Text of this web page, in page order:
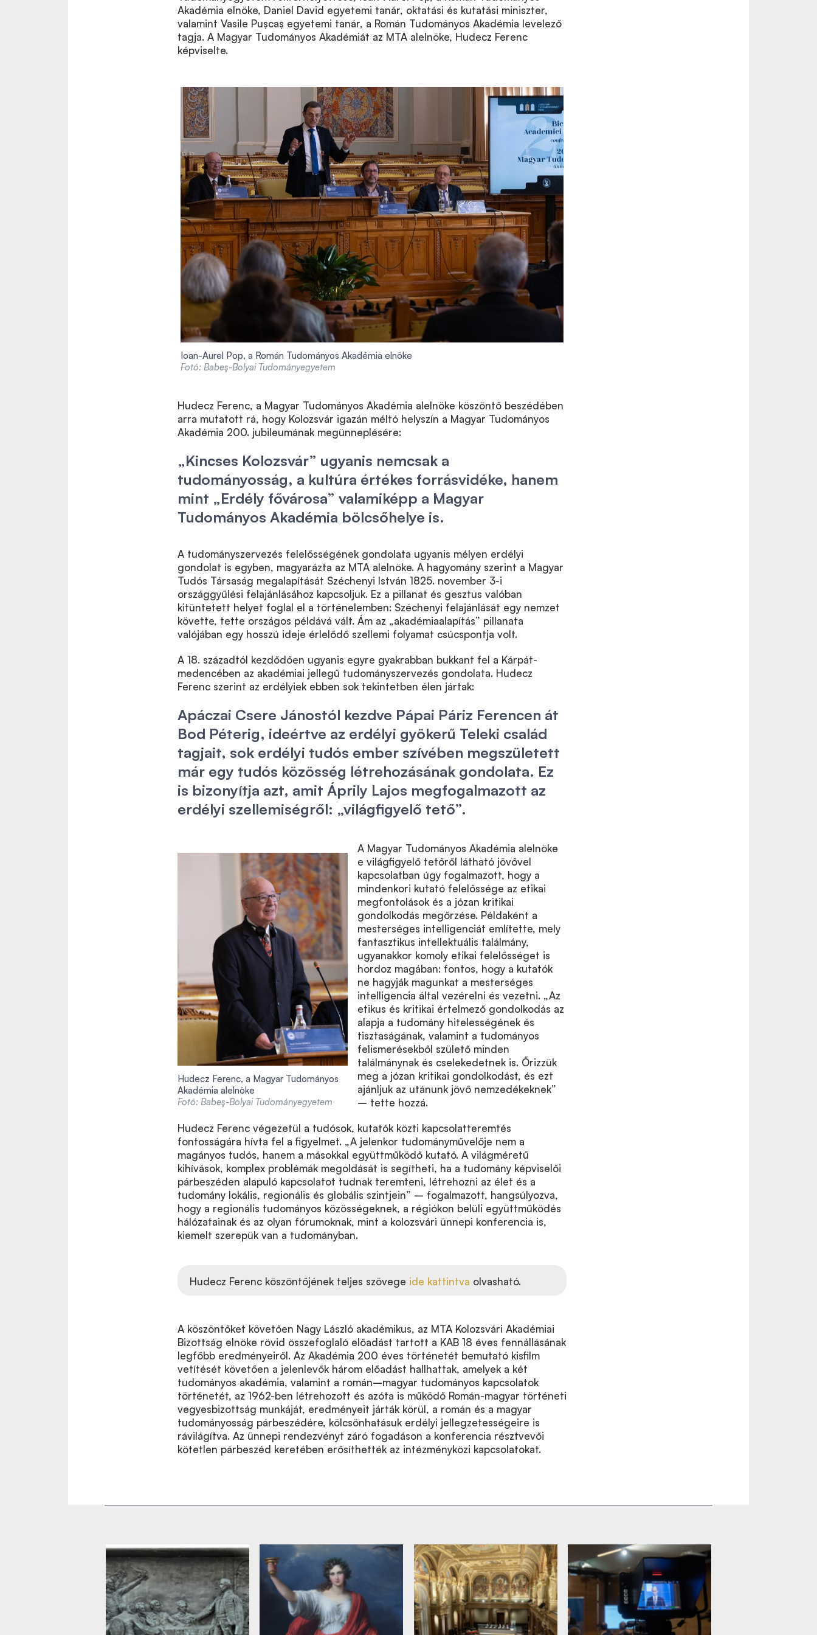
Akadémia elnöke, Daniel David egyetemi tanár, oktatási és kutatási miniszter,
valamint Vasile Pușcaș egyetemi tanár, a Román Tudományos Akadémia levelező
tagja. A Magyar Tudományos Akadémiát az MTA alelnöke, Hudecz Ferenc
képviselte.
Ioan-Aurel Pop, a Román Tudományos Akadémia elnöke
Fotó: Babeş-Bolyai Tudományegyetem
Hudecz Ferenc, a Magyar Tudományos Akadémia alelnöke köszöntő beszédében
arra mutatott rá, hogy Kolozsvár igazán méltó helyszín a Magyar Tudományos
Akadémia 200. jubileumának megünneplésére:
„Kincses Kolozsvár” ugyanis nemcsak a
tudományosság, a kultúra értékes forrásvidéke, hanem
mint „Erdély fővárosa” valamiképp a Magyar
Tudományos Akadémia bölcsőhelye is.
A tudományszervezés felelősségének gondolata ugyanis mélyen erdélyi
gondolat is egyben, magyarázta az MTA alelnöke. A hagyomány szerint a Magyar
Tudós Társaság megalapítását Széchenyi István 1825. november 3-i
országgyűlési felajánlásához kapcsoljuk. Ez a pillanat és gesztus valóban
kitüntetett helyet foglal el a történelemben: Széchenyi felajánlását egy nemzet
követte, tette országos példává vált. Ám az „akadémiaalapítás” pillanata
valójában egy hosszú ideje érlelődő szellemi folyamat csúcspontja volt.
A 18. századtól kezdődően ugyanis egyre gyakrabban bukkant fel a Kárpát-
medencében az akadémiai jellegű tudományszervezés gondolata. Hudecz
Ferenc szerint az erdélyiek ebben sok tekintetben élen jártak:
Apáczai Csere Jánostól kezdve Pápai Páriz Ferencen át
Bod Péterig, ideértve az erdélyi gyökerű Teleki család
tagjait, sok erdélyi tudós ember szívében megszületett
már egy tudós közösség létrehozásának gondolata. Ez
is bizonyítja azt, amit Áprily Lajos megfogalmazott az
erdélyi szellemiségről: „világfigyelő tető”.
Hudecz Ferenc, a Magyar Tudományos
Akadémia alelnöke
Fotó: Babeş-Bolyai Tudományegyetem
A Magyar Tudományos Akadémia alelnöke
e világfigyelő tetőről látható jövővel
kapcsolatban úgy fogalmazott, hogy a
mindenkori kutató felelőssége az etikai
megfontolások és a józan kritikai
gondolkodás megőrzése. Példaként a
mesterséges intelligenciát említette, mely
fantasztikus intellektuális találmány,
ugyanakkor komoly etikai felelősséget is
hordoz magában: fontos, hogy a kutatók
ne hagyják magunkat a mesterséges
intelligencia által vezérelni és vezetni. „Az
etikus és kritikai értelmező gondolkodás az
alapja a tudomány hitelességének és
tisztaságának, valamint a tudományos
felismerésekből születő minden
találmánynak és cselekedetnek is. Őrizzük
meg a józan kritikai gondolkodást, és ezt
ajánljuk az utánunk jövő nemzedékeknek”
– tette hozzá.
Hudecz Ferenc végezetül a tudósok, kutatók közti kapcsolatteremtés
fontosságára hívta fel a figyelmet. „A jelenkor tudományművelője nem a
magányos tudós, hanem a másokkal együttműködő kutató. A világméretű
kihívások, komplex problémák megoldását is segítheti, ha a tudomány képviselői
párbeszéden alapuló kapcsolatot tudnak teremteni, létrehozni az élet és a
tudomány lokális, regionális és globális szintjein” – fogalmazott, hangsúlyozva,
hogy a regionális tudományos közösségeknek, a régiókon belüli együttműködés
hálózatainak és az olyan fórumoknak, mint a kolozsvári ünnepi konferencia is,
kiemelt szerepük van a tudományban.
Hudecz Ferenc köszöntőjének teljes szövege ide kattintva olvasható.
A köszöntőket követően Nagy László akadémikus, az MTA Kolozsvári Akadémiai
Bizottság elnöke rövid összefoglaló előadást tartott a KAB 18 éves fennállásának
legfőbb eredményeiről. Az Akadémia 200 éves történetét bemutató kisfilm
vetítését követően a jelenlevők három előadást hallhattak, amelyek a két
tudományos akadémia, valamint a román–magyar tudományos kapcsolatok
történetét, az 1962-ben létrehozott és azóta is működő Román-magyar történeti
vegyesbizottság munkáját, eredményeit járták körül, a román és a magyar
tudományosság párbeszédére, kölcsönhatásuk erdélyi jellegzetességeire is
rávilágítva. Az ünnepi rendezvényt záró fogadáson a konferencia résztvevői
kötetlen párbeszéd keretében erősíthették az intézményközi kapcsolatokat.